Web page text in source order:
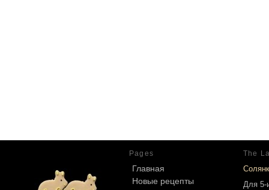
Pages
Главная
Новые рецепты
The
Для 5-